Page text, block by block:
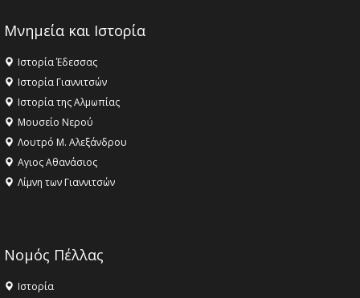
Μνημεία και Ιστορία
Ιστορία Έδεσσας
Ιστορία Γιαννιτσών
Ιστορία της Αλμωπίας
Μουσείο Νερού
Λουτρό Μ. Αλεξάνδρου
Αγιος Αθανάσιος
Λίμνη των Γιαννιτσών
Νομός Πέλλας
Ιστορία